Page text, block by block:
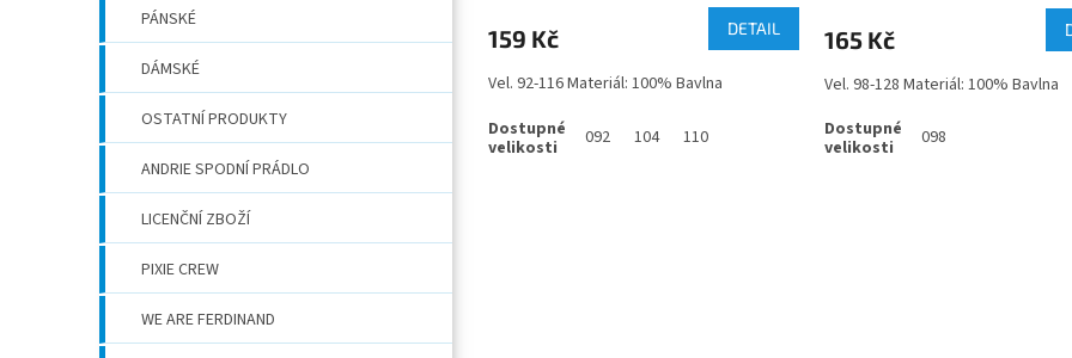
PÁNSKÉ
DÁMSKÉ
OSTATNÍ PRODUKTY
ANDRIE SPODNÍ PRÁDLO
LICENČNÍ ZBOŽÍ
PIXIE CREW
WE ARE FERDINAND
159 Kč DETAIL
Vel. 92-116 Materiál: 100% Bavlna
092 104 110
165 Kč
Vel. 98-128 Materiál: 100% Bavlna
098